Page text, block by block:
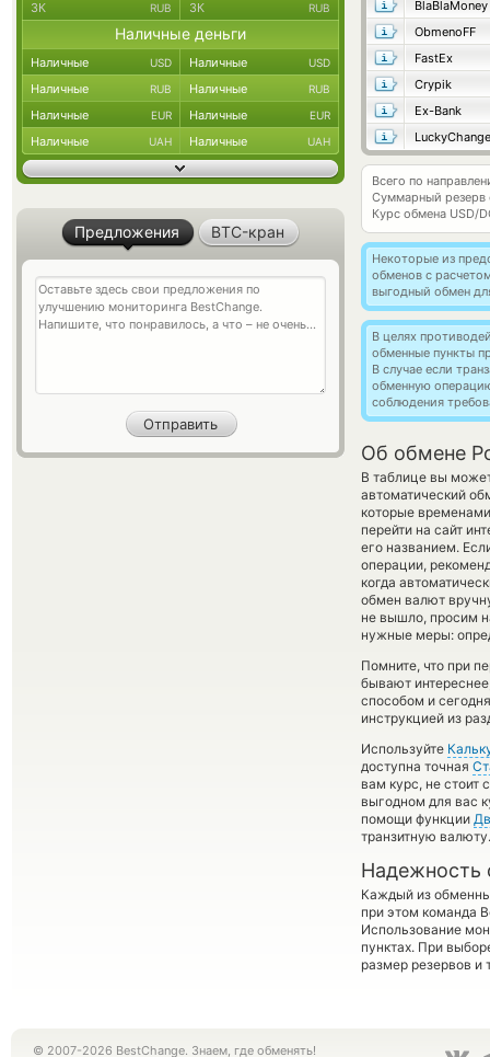
BlaBlaMoney
ObmenoFF
FastEx
Crypik
Ex-Bank
LuckyChange
Всего по
Суммарный резерв
Курс обмена USD/
Некоторые из
обменов с
выгодный обмен
В целях
обменные пункты
В случае если
обменную
соблюдения
Об обмене
В таблице вы
автоматический
которые
перейти на сайт
его названием.
операции,
когда
обмен валют
не вышло, просим
нужные меры:
Помните, что при
бывают
способом и
инструкцией из
Используйте
доступна точная
вам курс, не стоит
выгодном для вас
помощи функции
транзитную валюту.
Надежность
Каждый из
при этом команда
Использование
пунктах. При
размер резервов и
ЗК RUB ЗК RUB
Наличные деньги
Наличные USD Наличные USD
Наличные RUB Наличные RUB
Наличные EUR Наличные EUR
Наличные UAH Наличные UAH
Предложения BTC-кран
© 2007-2026 BestChange. Знаем, где обменять!